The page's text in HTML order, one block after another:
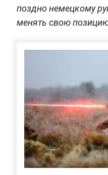
поздно немецкому
менять свою